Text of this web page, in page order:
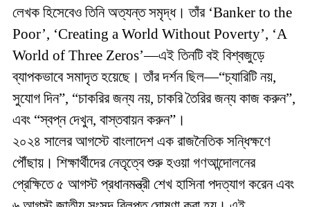
লেখক হিসেবেও তিনি অত্যন্ত সমৃদ্ধ। তাঁর ‘Banker to the
Poor’, ‘Creating a World Without Poverty’, ‘A
World of Three Zeros’—এই তিনটি বই বিশ্বজুড়ে
ব্যাপকভাবে সমাদৃত হয়েছে। তাঁর দর্শন ছিল—“চ্যারিটি নয়,
সুযোগ দিন”, “চাকরির জন্য নয়, চাকরি তৈরির জন্য কাজ করুন”,
এবং “স্বপ্ন দেখুন, বাস্তবায়ন করুন”।
২০২৪ সালের আগস্টে বাংলাদেশ এক রাজনৈতিক সন্ধিক্ষণে
পৌঁছায়। শিক্ষার্থীদের নেতৃত্বে শুরু হওয়া গণআন্দোলনের
প্রেক্ষিতে ৫ আগস্ট প্রধানমন্ত্রী শেখ হাসিনা পদত্যাগ করেন এবং